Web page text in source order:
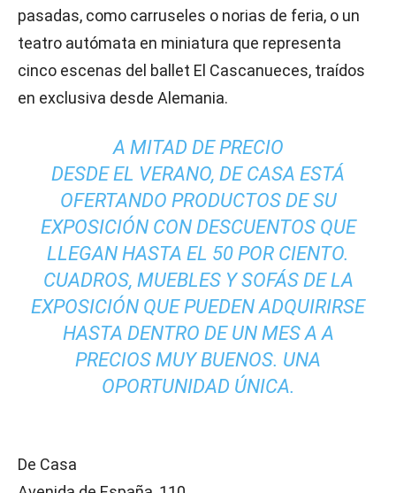
pasadas, como carruseles o norias de feria, o un
teatro autómata en miniatura que representa
cinco escenas del ballet El Cascanueces, traídos
en exclusiva desde Alemania.
A MITAD DE PRECIO
DESDE EL VERANO, DE CASA ESTÁ
OFERTANDO PRODUCTOS DE SU
EXPOSICIÓN CON DESCUENTOS QUE
LLEGAN HASTA EL 50 POR CIENTO.
CUADROS, MUEBLES Y SOFÁS DE LA
EXPOSICIÓN QUE PUEDEN ADQUIRIRSE
HASTA DENTRO DE UN MES A A
PRECIOS MUY BUENOS. UNA
OPORTUNIDAD ÚNICA.
De Casa